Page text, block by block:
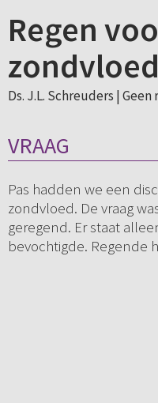
Regen
zondvloed
Ds. J.L. Schreuders | Geen
VRAAG
Pas hadden we een
zondvloed. De vraag
geregend. Er staat
bevochtigde. Regende